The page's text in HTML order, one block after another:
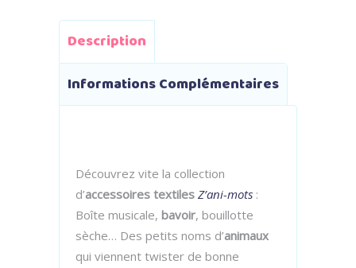
Description
Informations Complémentaires
Découvrez vite la collection
d’accessoires textiles Z’ani-mots :
Boîte musicale, bavoir, bouillotte
sèche… Des petits noms d’animaux
qui viennent twister de bonne